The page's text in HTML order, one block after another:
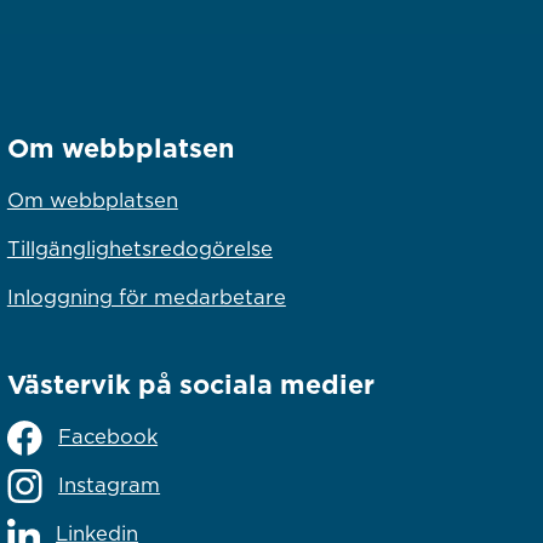
Om webbplatsen
Om webbplatsen
Tillgänglighetsredogörelse
Inloggning för medarbetare
Västervik på sociala medier
Facebook
Instagram
Linkedin